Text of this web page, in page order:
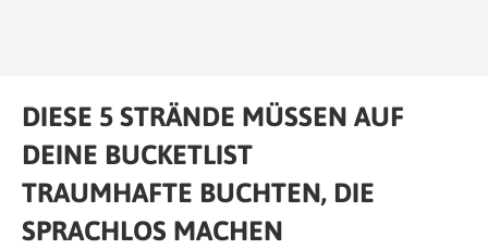
DIESE 5 STRÄNDE MÜSSEN AUF
DEINE BUCKETLIST
TRAUMHAFTE BUCHTEN, DIE
SPRACHLOS MACHEN